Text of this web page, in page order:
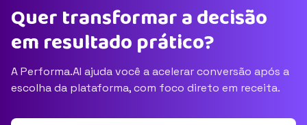
Quer transformar a decisão
em resultado prático?
A Performa.AI ajuda você a acelerar conversão após a
escolha da plataforma, com foco direto em receita.